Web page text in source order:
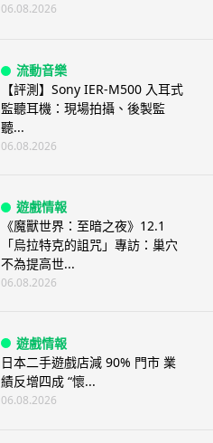
06.08.2026
流動音樂
【評測】Sony IER-M500 入耳式
監聽耳機：現場拍攝、後製監
聽...
06.08.2026
遊戲情報
《魔獸世界：至暗之夜》12.1
「烏拉特克的詛咒」專訪：巢穴
不為提高世...
06.08.2026
遊戲情報
日本二手遊戲店減 90% 門市 業
績反增四成 “懷...
06.08.2026